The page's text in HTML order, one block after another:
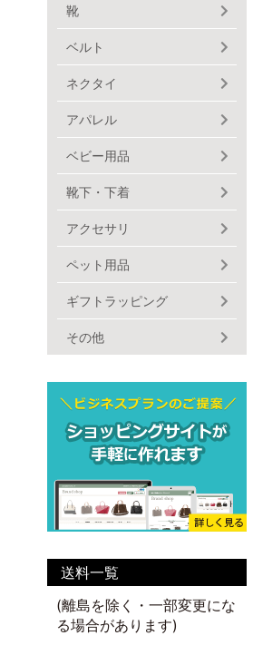
靴
ベルト
ネクタイ
アパレル
ベビー用品
靴下・下着
アクセサリ
ペット用品
ギフトラッピング
その他
送料一覧
(離島を除く・一部変更にな
る場合があります)